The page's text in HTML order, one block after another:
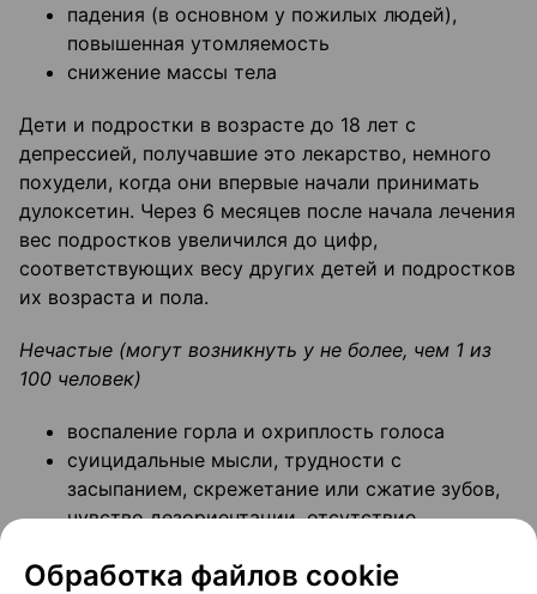
падения (в основном у пожилых людей),
повышенная утомляемость
снижение массы тела
Дети и подростки в возрасте до 18 лет с
депрессией, получавшие это лекарство, немного
похудели, когда они впервые начали принимать
дулоксетин. Через 6 месяцев после начала лечения
вес подростков увеличился до цифр,
соответствующих весу других детей и подростков
их возраста и пола.
Нечастые (могут возникнуть у не более, чем 1 из
100 человек)
воспаление горла и охриплость голоса
суицидальные мысли, трудности с
засыпанием, скрежетание или сжатие зубов,
чувство дезориентации, отсутствие
внезапные непроизвольные подергивания
Обработка файлов cookie